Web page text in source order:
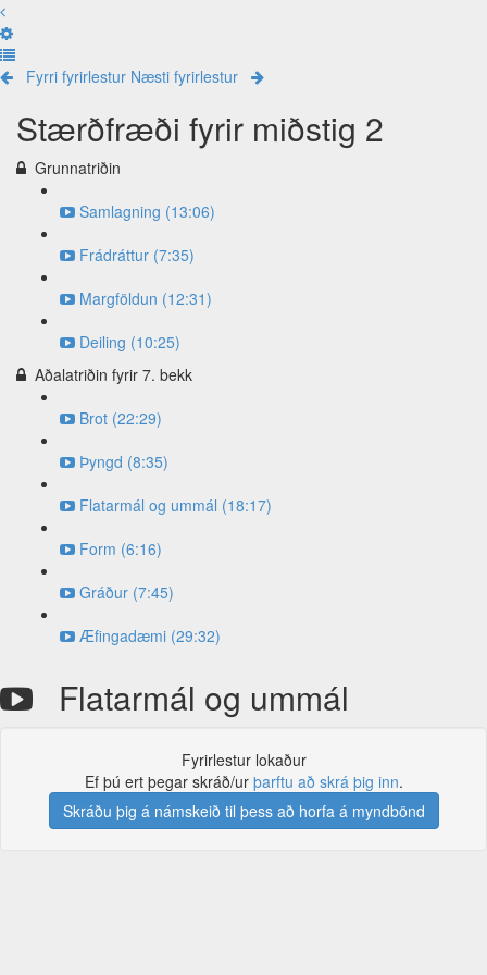
Fyrri fyrirlestur Næsti fyrirlestur
Stærðfræði fyrir miðstig 2
Grunnatriðin
Samlagning (13:06)
Frádráttur (7:35)
Margföldun (12:31)
Deiling (10:25)
Aðalatriðin fyrir 7. bekk
Brot (22:29)
Þyngd (8:35)
Flatarmál og ummál (18:17)
Form (6:16)
Gráður (7:45)
Æfingadæmi (29:32)
Flatarmál og ummál
Fyrirlestur lokaður
Ef þú ert þegar skráð/ur þarftu að skrá þig inn.
Skráðu þig á námskeið til þess að horfa á myndbönd